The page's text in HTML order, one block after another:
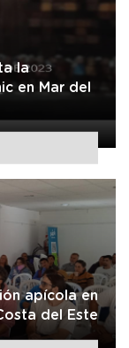
la
en Mar del
apícola en
del Este